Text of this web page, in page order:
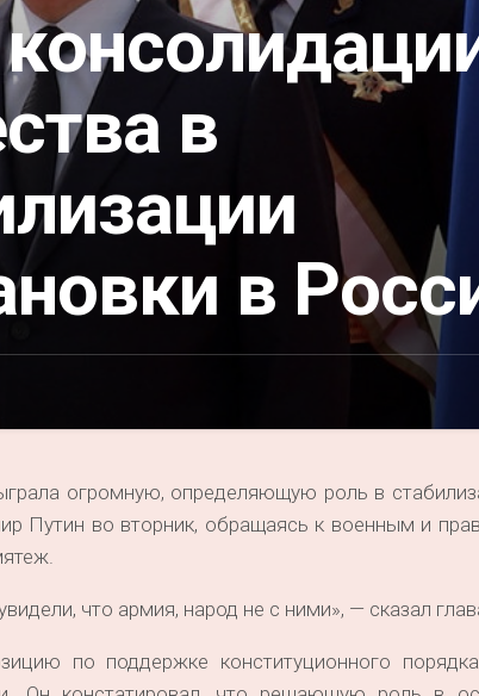
в
в
огромную, определяющую роль в
Путин во вторник, обращаясь к военным и
что армия, народ не с ними», — сказал
по поддержке конституционного